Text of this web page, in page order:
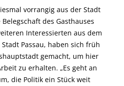
vorrangig aus der Stadt
des Gasthauses
Interessierten aus dem
Passau, haben sich früh
gemacht, um hier
zu erhalten. „Es geht an
die Politik ein Stück weit